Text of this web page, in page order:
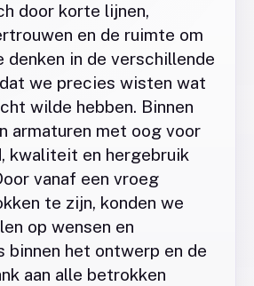
door korte lijnen,
en de ruimte om
denken in de verschillende
we precies wisten wat
wilde hebben. Binnen
armaturen met oog voor
kwaliteit en hergebruik
vanaf een vroeg
te zijn, konden we
op wensen en
binnen het ontwerp en de
aan alle betrokken